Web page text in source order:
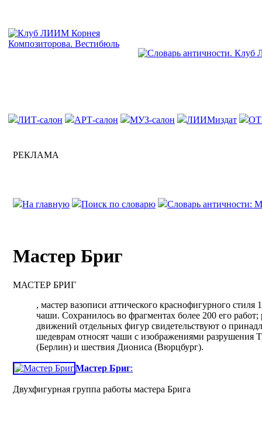
ЛИТ-салон АРТ-салон МУЗ-салон ЛИИМиздат
РЕКЛАМА
На главную Поиск по словарю Словарь античности:
Мастер Бриг
МАСТЕР БРИГ
, мастер вазописи аттического краснофигурного
чаши. Сохранилось во фрагментах более 200 его
движений отдельных фигур свидетельствуют о
шедеврам относят чаши с изображениями
(Берлин) и шествия Диониса (Вюрцбург).
Мастер Бриг:
Двухфигурная группа работы мастера Брига